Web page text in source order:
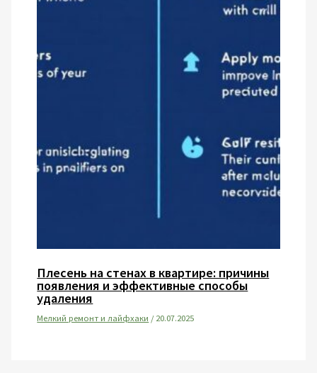
Плесень на стенах в квартире: причины
появления и эффективные способы
удаления
Мелкий ремонт и лайфхаки /20.07.2025